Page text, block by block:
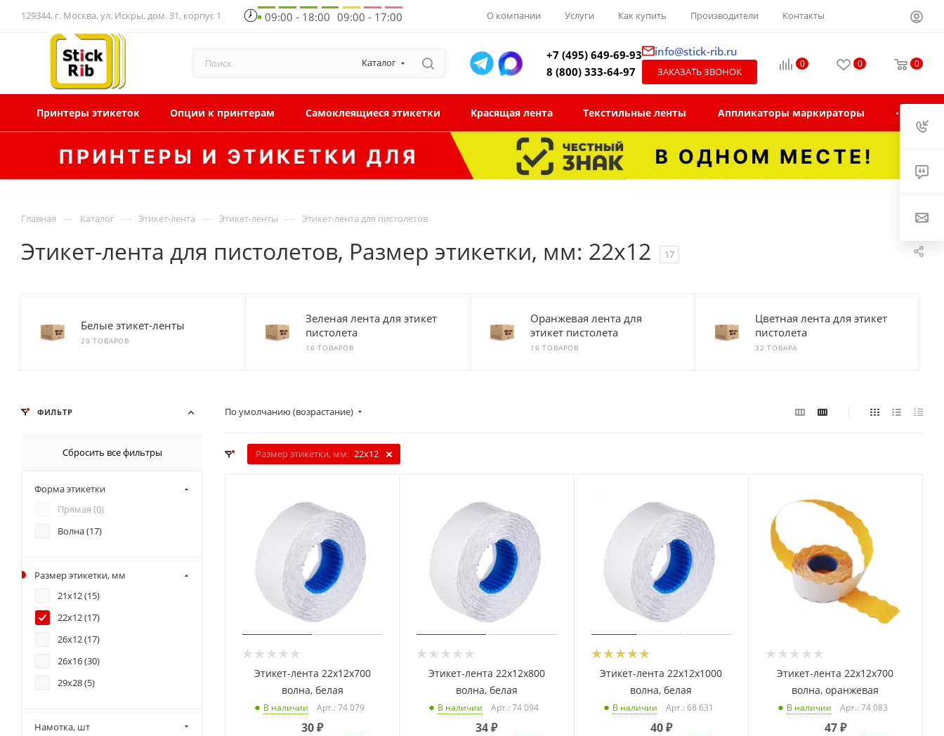
129344, г. Москва, ул. Искры, дом. 31, корпус 1 09:00 - 18:00 09:00 - 17:00 О компании Услуги Как купить Производители Контакты
Каталог
+7 (495) 649-69-93
8 (800) 333-64-97
info@stick-rib.ru
ЗАКАЗАТЬ ЗВОНОК
0 0 0
Принтеры этикеток Опции к принтерам Самоклеящиеся этикетки Красящая лента Текстильные ленты Аппликаторы маркираторы
Главная — Каталог — Этикет-лента — Этикет-ленты — Этикет-лента для пистолетов
Этикет-лента для пистолетов, Размер этикетки, мм: 22х12 17
Белые этикет-ленты
20 ТОВАРОВ
Зеленая лента для этикет
пистолета
16 ТОВАРОВ
Оранжевая лента для
этикет пистолета
16 ТОВАРОВ
Цветная лента для этикет
пистолета
32 ТОВАРА
По умолчанию (возрастание)
Размер этикетки, мм: 22х12
Этикет-лента 22x12x700
волна, белая
В наличии Арт.: 74 079
30₽
Этикет-лента 22x12x800
волна, белая
В наличии Арт.: 74 094
34₽
Этикет-лента 22x12x1000
волна, белая
В наличии Арт.: 68 631
40₽
Этикет-лента 22x12x700
волна, оранжевая
В наличии Арт.: 74 083
47₽
ФИЛЬТР
Сбросить все фильтры
Форма этикетки
Прямая (0)
Волна (17)
Размер этикетки, мм
21х12 (15)
22х12 (17)
26х12 (17)
26х16 (30)
29x28 (5)
Намотка, шт